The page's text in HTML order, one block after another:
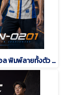
เสื้อกีฬาฟุตบอล พิมพ์ลายทั้งตัว เนื้อผ้า "นาโนเทค"SDN-0201